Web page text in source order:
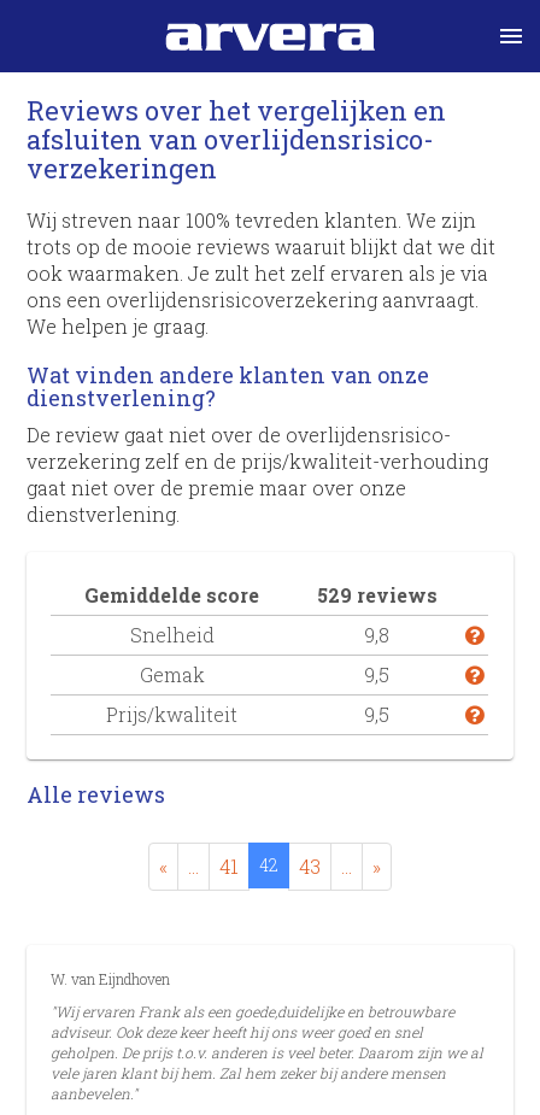
menu
Reviews over het vergelijken en
afsluiten van overlijdens­risico­
verzekeringen
Wij streven naar 100% tevreden klanten. We zijn
trots op de mooie reviews waaruit blijkt dat we dit
ook waarmaken. Je zult het zelf ervaren als je via
ons een overlijdens­risico­verzekering aanvraagt.
We helpen je graag.
Wat vinden andere klanten van onze
dienstverlening?
De review gaat niet over de overlijdens­risico­
verzekering zelf en de prijs/kwaliteit-verhouding
gaat niet over de premie maar over onze
dienstverlening.
Gemiddelde score
529 reviews
Snelheid
9,8
Gemak
9,5
Prijs/kwaliteit
9,5
Alle reviews
« 41 42 43 »
W. van Eijndhoven
"Wij ervaren Frank als een goede,duidelijke en betrouwbare
adviseur. Ook deze keer heeft hij ons weer goed en snel
geholpen. De prijs t.o.v. anderen is veel beter. Daarom zijn we al
vele jaren klant bij hem. Zal hem zeker bij andere mensen
aanbevelen."